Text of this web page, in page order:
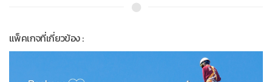
แพ็คเกจที่เกี่ยวข้อง :